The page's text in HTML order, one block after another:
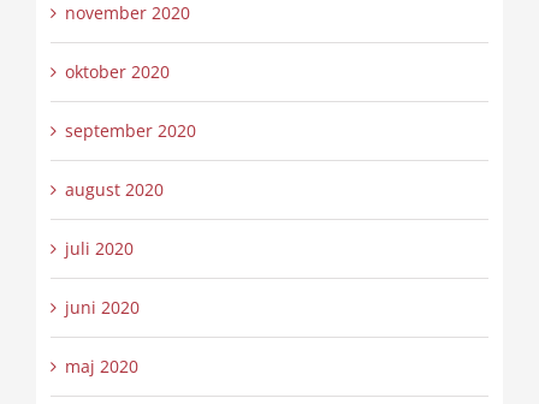
november 2020
oktober 2020
september 2020
august 2020
juli 2020
juni 2020
maj 2020